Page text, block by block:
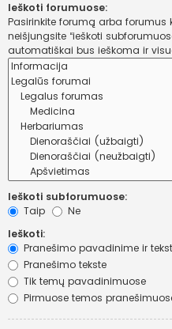
Ieškoti forumuose:
Pasirinkite forumą arba forumus
neišjungsite “ieškoti subforumuose“ parametro apačioje,
automatiškai bus ieškoma ir
Ieškoti subforumuose:
Taip
Ne
Ieškoti:
Pranešimo pavadinime ir
Pranešimo tekste
Tik temų pavadinimuose
Pirmuose temos